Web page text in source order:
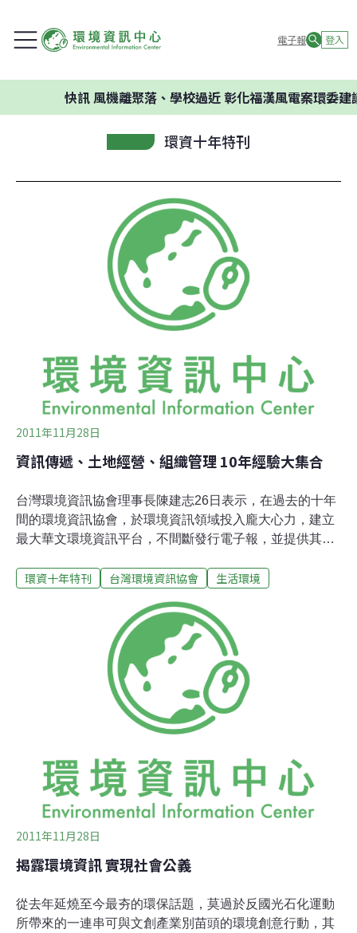
電子報 登入
快訊風機離聚落、學校過近 彰化福漢風電案環委建議不
環資十年特刊
2011年11月28日
資訊傳遞、土地經營、組織管理 10年經驗大集合
台灣環境資訊協會理事長陳建志26日表示，在過去的十年
間的環境資訊協會，於環境資訊領域投入龐大心力，建立
最大華文環境資訊平台，不間斷發行電子報，並提供其他
作假期、進行珊瑚礁體檢與海洋保育、每年舉辦上百場的
二年開始投入環境勸募工作，包含透過網路、發票與實體
活動等勸募行動，讓台灣的環境保育有更多人關注、支
持，並賦予行動更多實質的力量。台灣環境資訊協會於26
日舉辦「資訊、土地、管理‧台灣環境NGO個案研討會」，
陳建志致開幕詞時作了以上的表示。研討會中環境資訊協
會並發表了15篇工作報告。在「回歸土地‧永續的棲地保
存」的主題報告中，環境資訊協會的工作同仁，分別以
說明近年來，越來越多的都市人喜歡在假日或空閒時到野
外出遊，與大自然接觸、親近，試圖找回靈魂
環資十年特刊 台灣環境資訊協會 生活環境
2011年11月28日
揭露環境資訊 實現社會公義
從去年延燒至今最夯的環保話題，莫過於反國光石化運動
所帶來的一連串可與文創產業別苗頭的環境創意行動，其